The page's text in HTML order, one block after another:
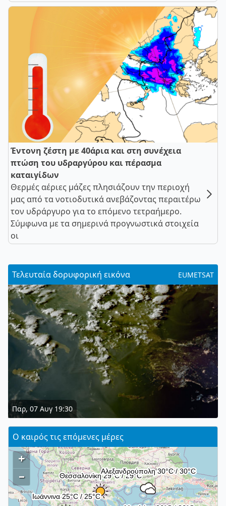
Έντονη ζέστη με 40άρια και στη συνέχεια
πτώση του υδραργύρου και πέρασμα
καταιγίδων
Θερμές αέριες μάζες πλησιάζουν την περιοχή
μας από τα νοτιοδυτικά ανεβάζοντας περαιτέρω
τον υδράργυρο για το επόμενο τετραήμερο.
Σύμφωνα με τα σημερινά προγνωστικά στοιχεία
οι
Τελευταία δορυφορική εικόνα EUMETSAT
Παρ, 07 Αυγ 19:30
Ο καιρός τις επόμενες μέρες
+
–